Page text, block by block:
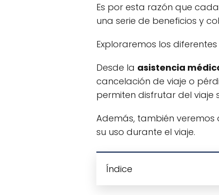
Es por esta razón que
una serie de beneficios y
Exploraremos los
Desde la asistencia
cancelación de viaje o
permiten disfrutar del viaje
Además, también
su uso durante el viaje.
Índice